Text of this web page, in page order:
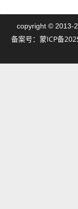
copyright © 2013-
备案号： 蒙ICP备